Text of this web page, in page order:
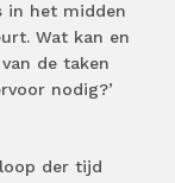
in het midden
Wat kan en
de taken
nodig?’
der tijd